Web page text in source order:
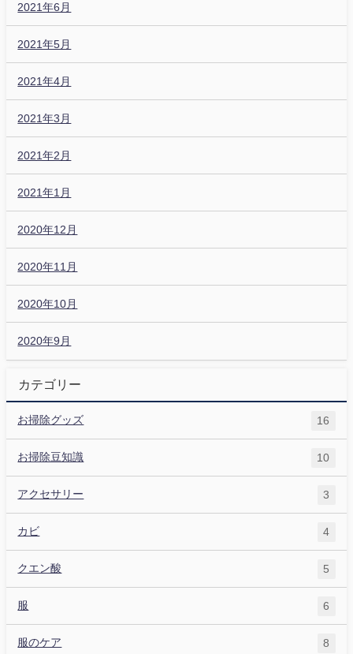
2021年6月
2021年5月
2021年4月
2021年3月
2021年2月
2021年1月
2020年12月
2020年11月
2020年10月
2020年9月
カテゴリー
お掃除グッズ 16
お掃除豆知識 10
アクセサリー 3
カビ 4
クエン酸 5
服 6
服のケア 8